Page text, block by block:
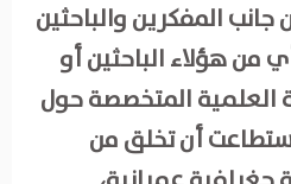
جانب المفكرين والباحثين
من هؤلاء الباحثين أو
العلمية المتخصصة حول
أن تخلق من